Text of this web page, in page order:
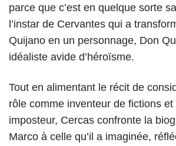
parce que c’est en quelque sorte
l’instar de Cervantes qui a
Quijano en un personnage, Don
idéaliste avide d’héroïsme.
Tout en alimentant le récit de
rôle comme inventeur de fictions
imposteur, Cercas confronte la
Marco à celle qu’il a imaginée,